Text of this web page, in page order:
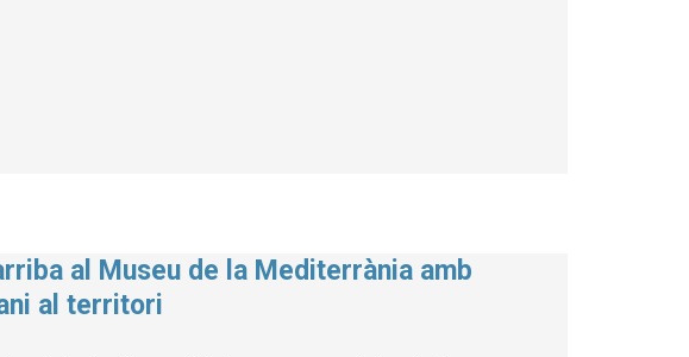
al Museu de la Mediterrània amb
al territori